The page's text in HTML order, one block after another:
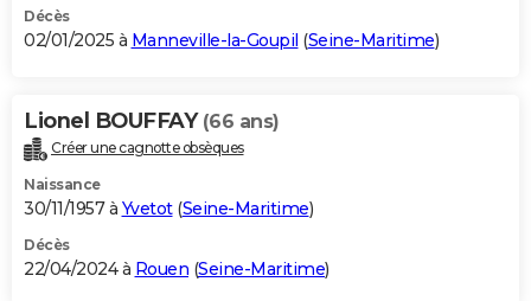
Décès
02/01/2025 à Manneville-la-Goupil (Seine-Maritime)
Lionel BOUFFAY (66 ans)
Créer une cagnotte obsèques
Naissance
30/11/1957 à Yvetot(Seine-Maritime)
Décès
22/04/2024 à Rouen (Seine-Maritime)